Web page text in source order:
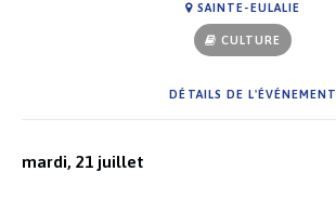
SAINTE-EULALIE
CULTURE
DÉTAILS DE L'ÉVÉNEMENT
mardi, 21 juillet